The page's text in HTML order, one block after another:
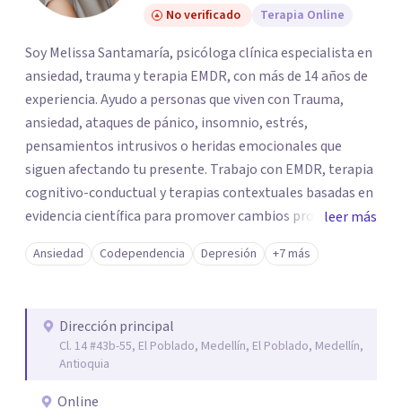
No verificado Terapia Online
Soy Melissa Santamaría, psicóloga clínica especialista en
ansiedad, trauma y terapia EMDR, con más de 14 años de
experiencia. Ayudo a personas que viven con Trauma,
ansiedad, ataques de pánico, insomnio, estrés,
pensamientos intrusivos o heridas emocionales que
siguen afectando tu presente. Trabajo con EMDR, terapia
cognitivo-conductual y terapias contextuales basadas en
evidencia científica para promover cambios profundos y
duraderos. Atiendo adultos, adolescentes, parejas y
familias de forma presencial en Medellín y online, en un
leer más
Ansiedad Codependencia Depresión +7 más
Dirección principal
Cl. 14 #43b-55, El Poblado, Medellín, El Poblado, Medellín,
Antioquia
Online